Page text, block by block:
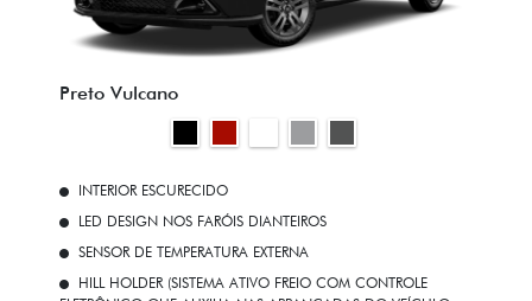
Preto Vulcano
INTERIOR ESCURECIDO
LED DESIGN NOS FARÓIS DIANTEIROS
SENSOR DE TEMPERATURA EXTERNA
HILL HOLDER (SISTEMA ATIVO FREIO COM CONTROLE